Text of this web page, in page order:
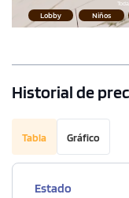
Historial de
Tabla Gráfico
Estado